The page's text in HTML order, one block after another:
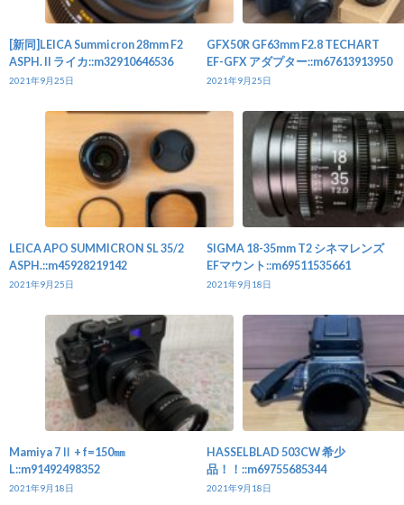
[新同]LEICA Summicron 28mm F2
ASPH. II ライカ::m32910646536
2021年9月25日
GFX50R GF63mm F2.8 TECHART
EF-GFX アダプター::m67613913950
2021年9月25日
LEICA APO SUMMICRON SL 35/2
ASPH.::m45928219142
2021年9月25日
SIGMA 18-35mm T2 シネマレンズ
EFマウント::m69511535661
2021年9月18日
Mamiya 7Ⅱ + f=150㎜
L::m91492498352
2021年9月18日
HASSELBLAD 503CW 希少
品！！::m69755685344
2021年9月18日